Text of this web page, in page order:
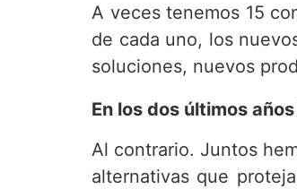
A veces tenemos 15
de cada uno, los
soluciones, nuevos
En los dos últimos
Al contrario. Juntos
alternativas que